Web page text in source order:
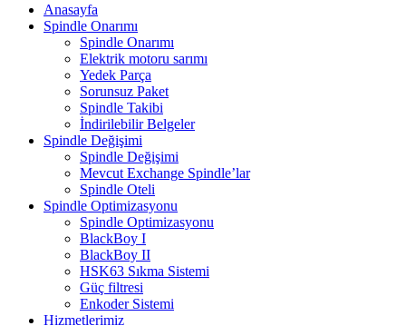
Anasayfa
Spindle Onarımı
Spindle Onarımı
Elektrik motoru sarımı
Yedek Parça
Sorunsuz Paket
Spindle Takibi
İndirilebilir Belgeler
Spindle Değişimi
Spindle Değişimi
Mevcut Exchange Spindle’lar
Spindle Oteli
Spindle Optimizasyonu
Spindle Optimizasyonu
BlackBoy I
BlackBoy II
HSK63 Sıkma Sistemi
Güç filtresi
Enkoder Sistemi
Hizmetlerimiz